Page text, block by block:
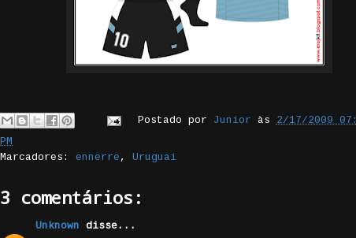
Postado por Junior às 2/17/2009
PM
Marcadores: ennerre , Uruguai
3 comentários:
Unknown disse...